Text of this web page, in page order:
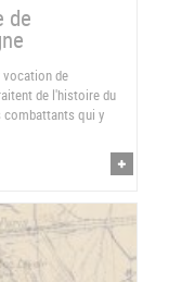
de
vocation de
de l'histoire du
combattants qui y